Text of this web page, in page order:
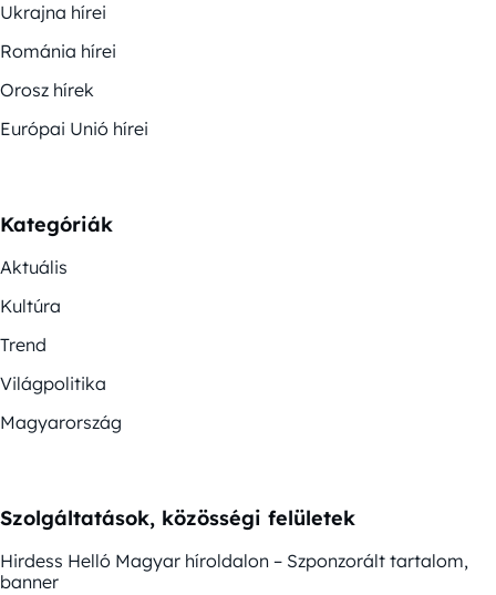
Ukrajna hírei
Románia hírei
Orosz hírek
Európai Unió hírei
Kategóriák
Aktuális
Kultúra
Trend
Világpolitika
Magyarország
Szolgáltatások, közösségi felületek
Hirdess Helló Magyar híroldalon – Szponzorált tartalom,
banner